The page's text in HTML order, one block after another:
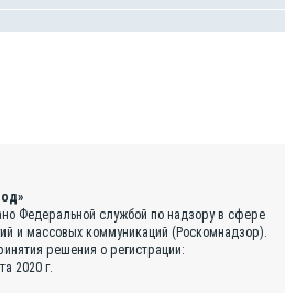
Федеральной службой по надзору в сфере
и массовых коммуникаций (Роскомнадзор).
решения о регистрации:
2020 г.